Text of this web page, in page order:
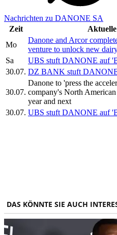
Nachrichten zu DANONE SA
Zeit
Mo
Danone and Arcor
venture to unlock new
Sa
UBS stuft DANONE auf
30.07. DZ BANK stuft
30.07.
Danone to 'press the
company's North
year and next
30.07. UBS stuft DANONE auf